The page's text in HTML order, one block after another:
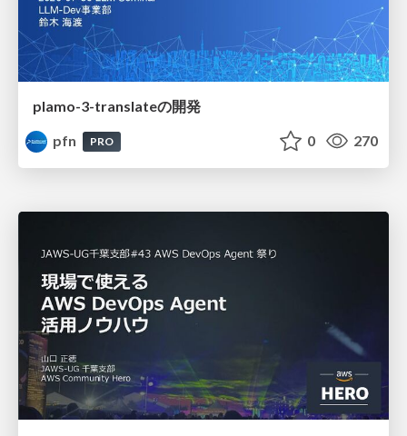
plamo-3-translateの開発
pfn
PRO 0 270